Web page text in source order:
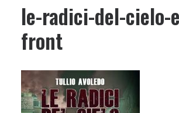
RICERCA
le-radici-del-cielo-
front